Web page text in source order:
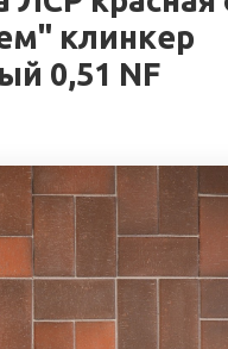
клинкер
0,51 NF